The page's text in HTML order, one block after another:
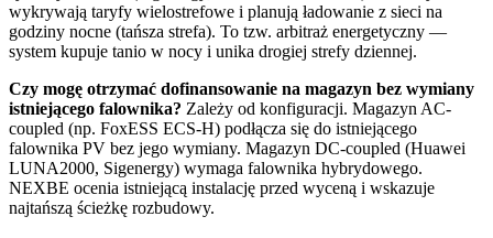
wykrywają taryfy wielostrefowe i planują ładowanie z sieci na
godziny nocne (tańsza strefa). To tzw. arbitraż energetyczny —
system kupuje tanio w nocy i unika drogiej strefy dziennej.
Czy mogę otrzymać dofinansowanie na magazyn bez wymiany
istniejącego falownika? Zależy od konfiguracji. Magazyn AC-
coupled (np. FoxESS ECS-H) podłącza się do istniejącego
falownika PV bez jego wymiany. Magazyn DC-coupled (Huawei
LUNA2000, Sigenergy) wymaga falownika hybrydowego.
NEXBE ocenia istniejącą instalację przed wyceną i wskazuje
najtańszą ścieżkę rozbudowy.